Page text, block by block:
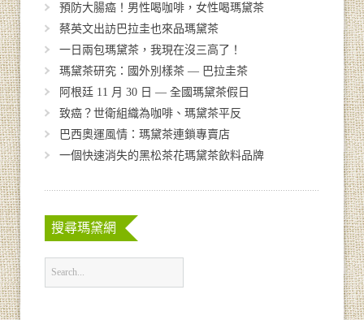
預防大腸癌！男性喝咖啡，女性喝瑪黛茶
蔡英文出訪巴拉圭也來品瑪黛茶
一日兩包瑪黛茶，我現在沒三高了！
瑪黛茶研究：國外別樣茶 — 巴拉圭茶
阿根廷 11 月 30 日 — 全國瑪黛茶假日
致癌？世衛組織為咖啡、瑪黛茶平反
巴西奧運風情：瑪黛茶連鎖專賣店
一個快速消失的黑松茶花瑪黛茶飲料品牌
搜尋瑪黛網